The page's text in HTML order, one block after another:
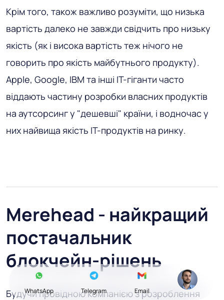
Крім того, також важливо розуміти, що низька
вартість далеко не завжди свідчить про низьку
якість (як і висока вартість теж нічого не
говорить про якість майбутнього продукту).
Apple, Google, IBM та інші IT-гіганти часто
віддають частину розробки власних продуктів
на аутсорсинг у "дешевші" країни, і водночас у
них найвища якість IT-продуктів на ринку.
Merehead - найкращий
постачальник
блокчейн-рішень
Будучи провідною компанією з розроблення
WhatsApp Telegram Email